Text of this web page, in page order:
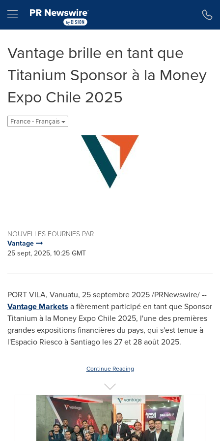
Hamburger menu
Vantage brille en tant que
Titanium Sponsor à la Money
Expo Chile 2025
France - Français
NOUVELLES FOURNIES PAR
Vantage
25 sept, 2025, 10:25 GMT
PORT VILA, Vanuatu, 25 septembre 2025/PRNewswire/ --
Vantage Markets a fièrement participé en tant que Sponsor
Titanium à la Money Expo Chile 2025, l'une des premières
grandes expositions financières du pays, qui s'est tenue à
l'Espacio Riesco àSantiago les 27 et 28 août 2025.
Continue Reading